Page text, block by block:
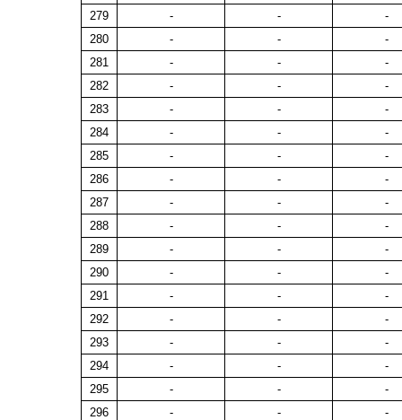
279
- -
-
280
- -
-
281
- -
-
282
- -
-
283
- -
-
284
- -
-
285
- -
-
286
- -
-
287
- -
-
288
- -
-
289
- -
-
290
- -
-
291
- -
-
292
- -
-
293
- -
-
294
- -
-
295
- -
-
296
- -
-